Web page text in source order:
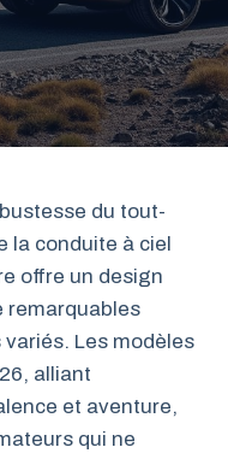
du tout-
la conduite à ciel
offre un design
remarquables
Les modèles
alliant
et aventure,
qui ne